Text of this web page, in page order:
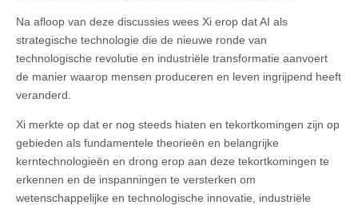
Na afloop van deze discussies wees Xi erop dat AI als
strategische technologie die de nieuwe ronde van
technologische revolutie en industriële transformatie aanvoert
de manier waarop mensen produceren en leven ingrijpend heeft
veranderd.
Xi merkte op dat er nog steeds hiaten en tekortkomingen zijn op
gebieden als fundamentele theorieën en belangrijke
kerntechnologieën en drong erop aan deze tekortkomingen te
erkennen en de inspanningen te versterken om
wetenschappelijke en technologische innovatie, industriële